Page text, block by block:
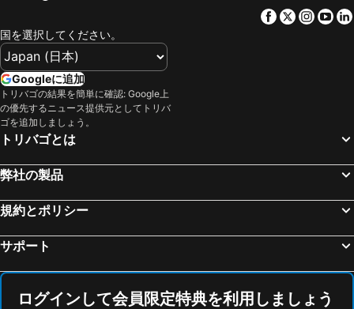
ミニチュアワンダーランド ハンブルグ
ザンクト・パウリ桟橋
アルトナ
Malmohus
U 995 Submarine and Cenotaph
Århus Domkirke
Tagungen & Konferenzen Atlantic Kempinski Hamburg
Bahrenfeld
Rådhuspladsen
Hundertwasser Station
Rathaus Metro Station
聖ミヒャエル教会
Nyhavn Julemarked
人魚姫
Facebook
Twitter
国を選択してください。
Googleに追加
トリバゴの結果を簡単に確認: Google上
の優先するニュース提供元としてトリバ
ゴを追加しましょう。
トリバゴとは
弊社の製品
規約とポリシー
サポート
ログインして会員限定特典を利用しましょう